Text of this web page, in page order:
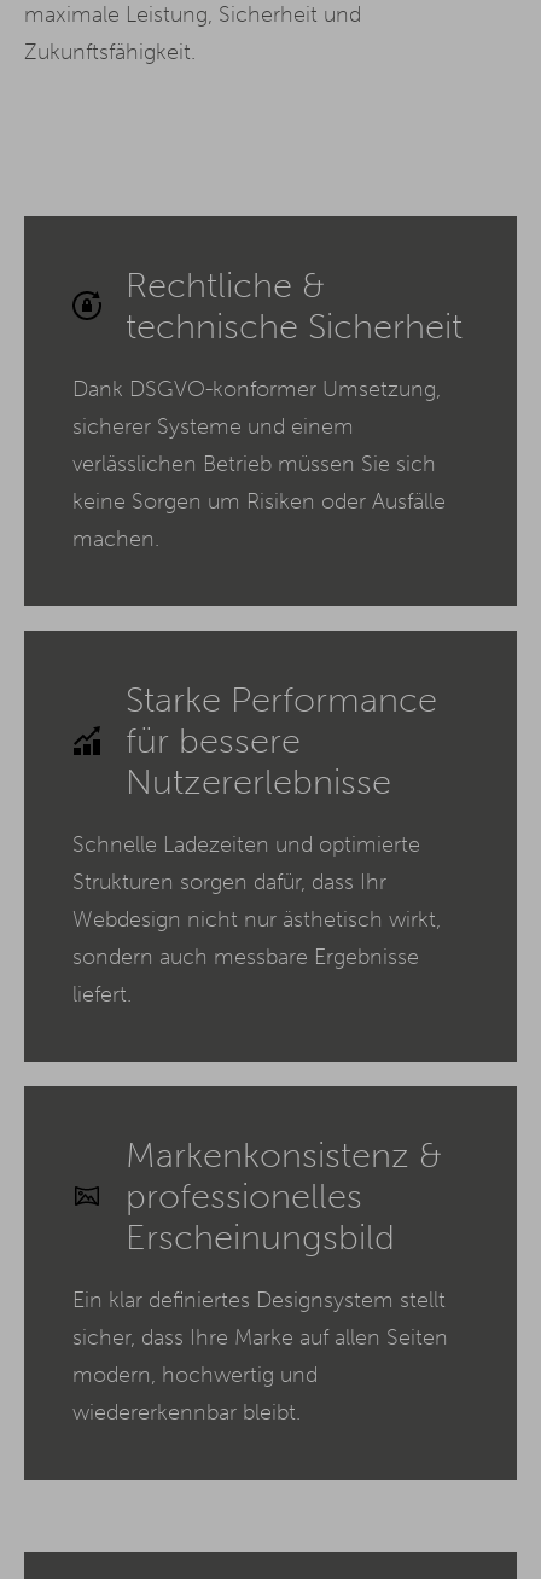
maximale Leistung, Sicherheit und
Zukunftsfähigkeit.
Rechtliche &
technische Sicherheit
Dank DSGVO-konformer Umsetzung,
sicherer Systeme und einem
verlässlichen Betrieb müssen Sie sich
keine Sorgen um Risiken oder Ausfälle
machen.
Starke Performance
für bessere
Nutzererlebnisse
Schnelle Ladezeiten und optimierte
Strukturen sorgen dafür, dass Ihr
Webdesign nicht nur ästhetisch wirkt,
sondern auch messbare Ergebnisse
liefert.
Markenkonsistenz &
professionelles
Erscheinungsbild
Ein klar definiertes Designsystem stellt
sicher, dass Ihre Marke auf allen Seiten
modern, hochwertig und
wiedererkennbar bleibt.